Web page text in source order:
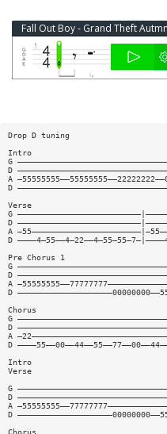
Fall Out Boy - Grand Theft
Drop D tuning
Intro
G
D
A
D
Verse
G
D
A
D
Pre Chorus 1
G
D
A
D
Chorus
G
D
A
D
Intro
Verse
G
D
A
D
Chorus